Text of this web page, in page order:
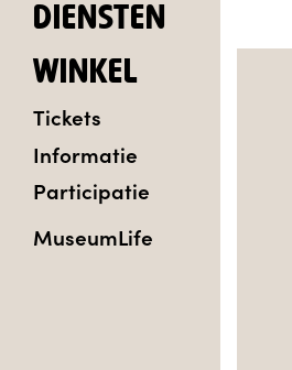
DIENSTEN
WINKEL
Tickets
Informatie
Participatie
MuseumLife